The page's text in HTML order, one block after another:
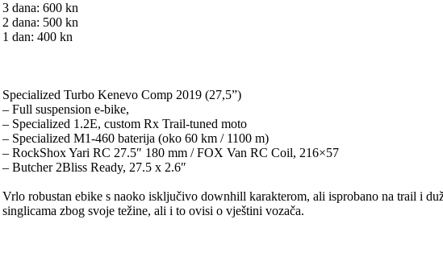
3 dana: 600 kn
2 dana: 500 kn
1 dan: 400 kn
Specialized Turbo Kenevo Comp 2019 (27,5”)
– Full suspension e-bike,
– Specialized 1.2E, custom Rx Trail-tuned moto
– Specialized M1-460 baterija (oko 60 km / 1100 m)
– RockShox Yari RC 27.5″ 180 mm / FOX Van RC Coil, 216×57
– Butcher 2Bliss Ready, 27.5 x 2.6″
Vrlo robustan ebike s naoko isključivo downhill karakterom, ali isprobano na trail i
singlicama zbog svoje težine, ali i to ovisi o vještini vozača.